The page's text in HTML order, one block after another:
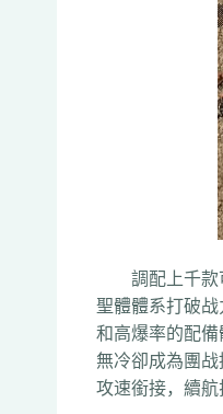
調配上千款可
聖體體系打破
和高爆率的配
無冷卻成為團
攻速銜接，續航